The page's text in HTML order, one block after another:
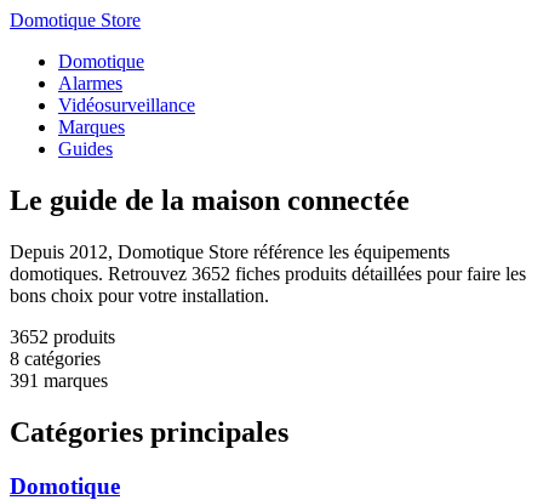
Domotique Store
Domotique
Alarmes
Vidéosurveillance
Marques
Guides
Le guide de la maison connectée
Depuis 2012, Domotique Store référence les équipements
domotiques. Retrouvez 3652 fiches produits détaillées pour faire les
bons choix pour votre installation.
3652 produits
8 catégories
391 marques
Catégories principales
Domotique